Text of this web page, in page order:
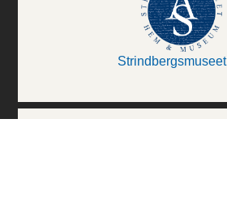
Strindbergsmuseet